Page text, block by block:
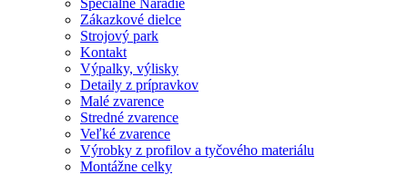
Zákazkové dielce
Strojový park
Kontakt
Výpalky, výlisky
Detaily z prípravkov
Malé zvarence
Stredné zvarence
Veľké zvarence
Výrobky z profilov a tyčového materiálu
Montážne celky